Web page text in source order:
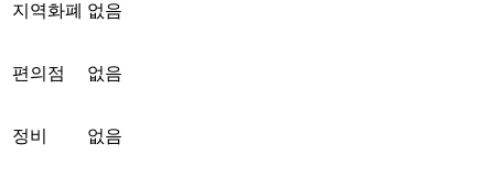
지역화폐 없음
편의점 없음
정비 없음